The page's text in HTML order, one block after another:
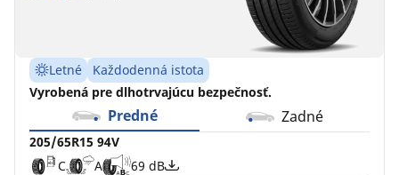
Letné
Každodenná istota
Vyrobená pre dlhotrvajúcu bezpečnosť.
Predné Zadné
205/65R15 94V
C
A 69 dB